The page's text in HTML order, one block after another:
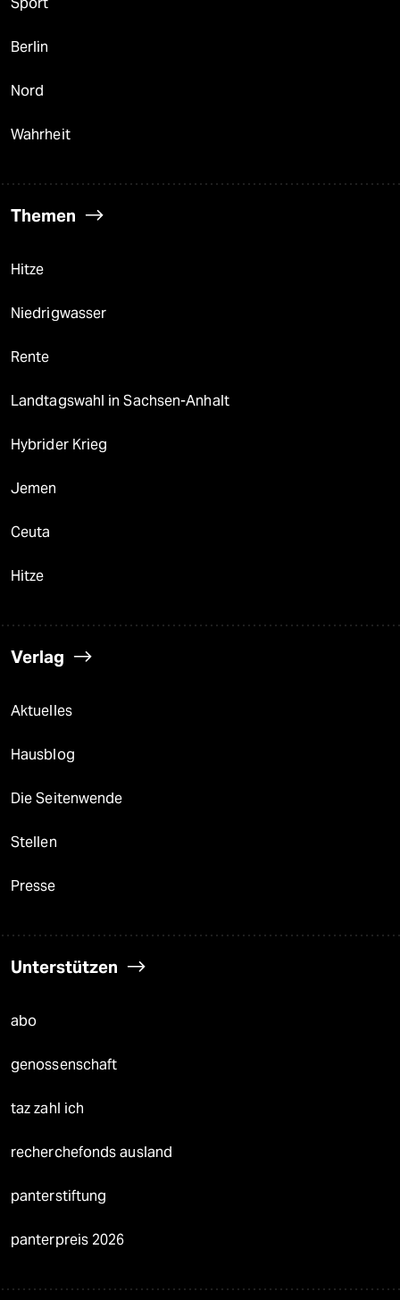
Berlin
Nord
Wahrheit
Themen
Hitze
Niedrigwasser
Rente
Landtagswahl in Sachsen-Anhalt
Hybrider Krieg
Jemen
Ceuta
Hitze
Verlag
Aktuelles
Hausblog
Die Seitenwende
Stellen
Presse
Unterstützen
abo
genossenschaft
taz zahl ich
recherchefonds ausland
panterstiftung
panterpreis 2026